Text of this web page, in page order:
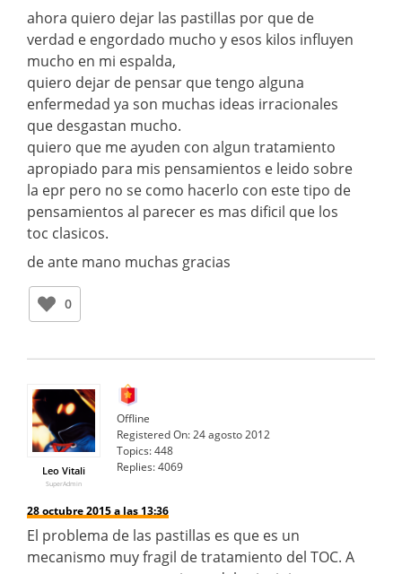
ahora quiero dejar las pastillas por que de
verdad e engordado mucho y esos kilos influyen
mucho en mi espalda,
quiero dejar de pensar que tengo alguna
enfermedad ya son muchas ideas irracionales
que desgastan mucho.
quiero que me ayuden con algun tratamiento
apropiado para mis pensamientos e leido sobre
la epr pero no se como hacerlo con este tipo de
pensamientos al parecer es mas dificil que los
toc clasicos.
de ante mano muchas gracias
0
Leo Vitali
SuperAdmin
Offline
Registered On:24 agosto 2012
Topics:448
Replies:4069
28 octubre 2015 a las 13:36
El problema de las pastillas es que es un
mecanismo muy fragil de tratamiento del TOC. A